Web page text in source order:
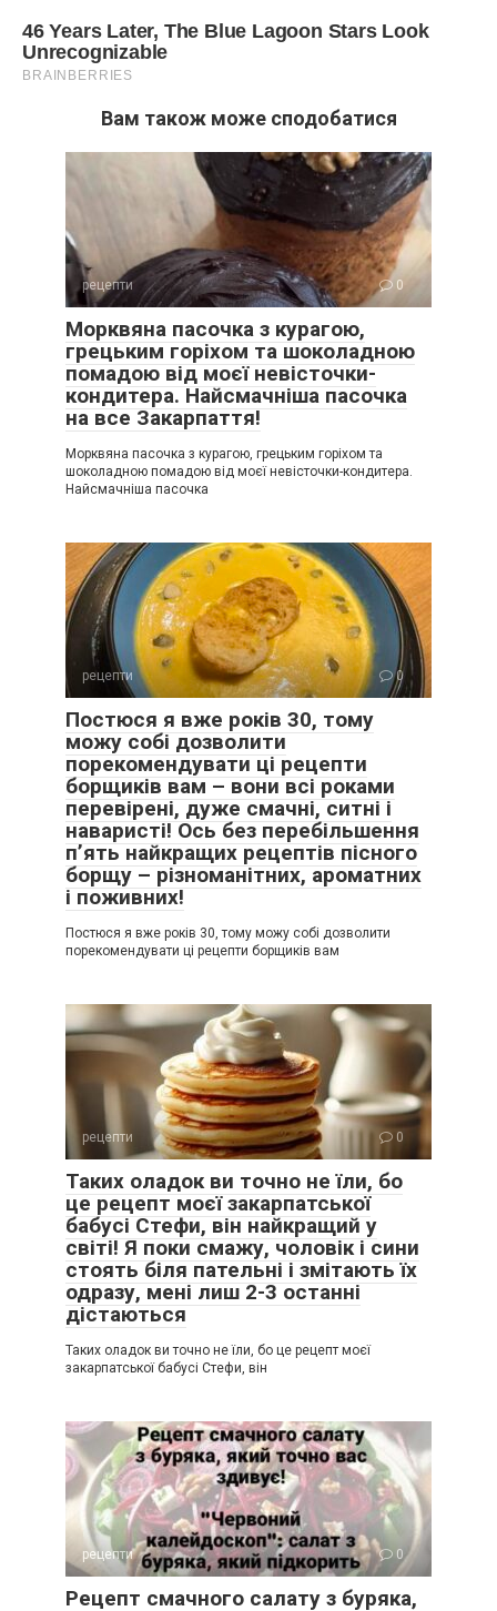
Вам також може сподобатися
рецепти 0
Морквяна пасочка з курагою,
грецьким горіхом та шоколадною
помадою від моєї невісточки-
кондитера. Найсмачніша пасочка
на все Закарпаття!
Морквяна пасочка з курагою, грецьким горіхом та
шоколадною помадою від моєї невісточки-кондитера.
Найсмачніша пасочка
рецепти 0
Постюся я вже років 30, тому
можу собі дозволити
порекомендувати ці рецепти
борщиків вам – вони всі роками
перевірені, дуже смачні, ситні і
наваристі! Ось без перебільшення
п’ять найкращих рецептів пісного
борщу – різноманітних, ароматних
і поживних!
Постюся я вже років 30, тому можу собі дозволити
порекомендувати ці рецепти борщиків вам
рецепти 0
Таких оладок ви точно не їли, бо
це рецепт моєї закарпатської
бабусі Стефи, він найкращий у
світі! Я поки смажу, чоловік і сини
стоять біля пательні і змітають їх
одразу, мені лиш 2-3 останні
дістаються
Таких оладок ви точно не їли, бо це рецепт моєї
закарпатської бабусі Стефи, він
рецепти 0
Рецепт смачного салату з буряка,